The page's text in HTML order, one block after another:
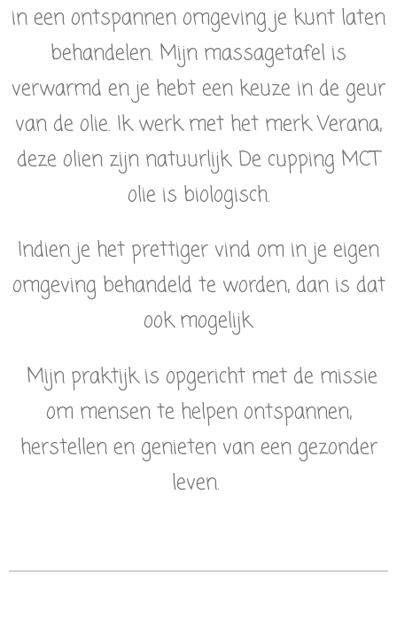
in een ontspannen omgeving je kunt laten
behandelen. Mijn massagetafel is
verwarmd en je hebt een keuze in de geur
van de olie. Ik werk met het merk Verana,
deze olien zijn natuurlijk. De cupping MCT
olie is biologisch.
Indien je het prettiger vind om in je eigen
omgeving behandeld te worden, dan is dat
ook mogelijk.
Mijn praktijk is opgericht met de missie
om mensen te helpen ontspannen,
herstellen en genieten van een gezonder
leven.